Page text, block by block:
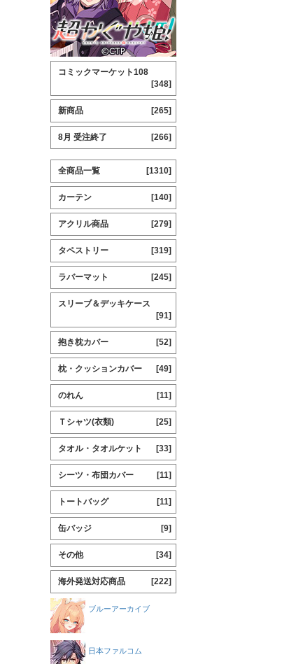
コミックマーケット108
[348]
新商品 [265]
8月 受注終了 [266]
全商品一覧 [1310]
カーテン [140]
アクリル商品 [279]
タペストリー [319]
ラバーマット [245]
スリーブ＆デッキケース
[91]
抱き枕カバー [52]
枕・クッションカバー [49]
のれん [11]
Ｔシャツ(衣類) [25]
タオル・タオルケット [33]
シーツ・布団カバー [11]
トートバッグ [11]
缶バッジ [9]
その他 [34]
海外発送対応商品 [222]
ブルーアーカイブ
日本ファルコム